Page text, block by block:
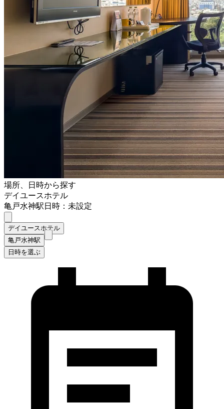
場所、日時から探す
デイユースホテル
亀戸水神駅日時：未設定
デイユースホテル
亀戸水神駅
日時を選ぶ